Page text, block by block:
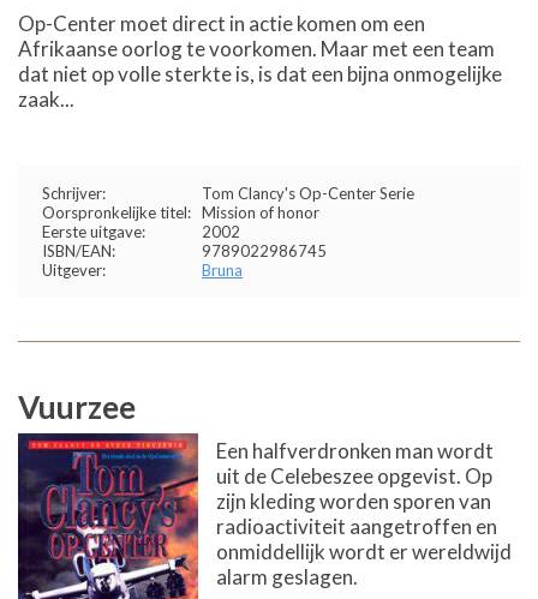
Op-Center moet direct in actie komen om een
Afrikaanse oorlog te voorkomen. Maar met een team
dat niet op volle sterkte is, is dat een bijna onmogelijke
zaak...
Schrijver:
Tom Clancy's Op-Center Serie
Oorspronkelijke titel: Mission of honor
Eerste uitgave:
2002
ISBN/EAN:
9789022986745
Uitgever:
Bruna
Vuurzee
Een halfverdronken man wordt
uit de Celebeszee opgevist. Op
zijn kleding worden sporen van
radioactiviteit aangetroffen en
onmiddellijk wordt er wereldwijd
alarm geslagen.